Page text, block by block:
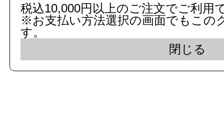
表示モード： モバ
税込10,000円以上のご注文でご利用
※お支払い方法選択の画面でもこの
す。
閉じる